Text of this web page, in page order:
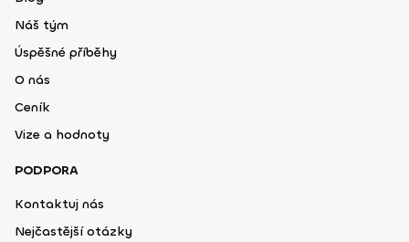
Náš tým
Úspěšné příběhy
O nás
Ceník
Vize a hodnoty
PODPORA
Kontaktuj nás
Nejčastější otázky